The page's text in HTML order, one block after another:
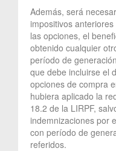
Además, será
impositivos
las opciones, el
obtenido cualquier
período de
que debe incluirse el
opciones de compra
hubiera aplicado la
18.2 de la LIRPF,
indemnizaciones por
con período de
referidos.